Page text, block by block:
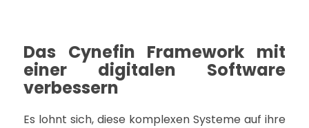
Das Cynefin Framework mit
einer digitalen Software
verbessern
Es lohnt sich, diese komplexen Systeme auf ihre